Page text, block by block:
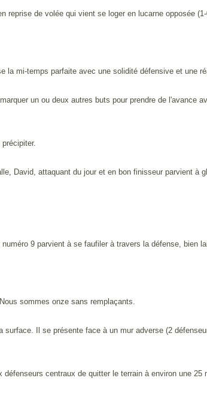
reprise de volée qui vient se loger en lucarne opposée (1-
mi-temps parfaite avec une solidité défensive et une
un ou deux autres buts pour prendre de l'avance
David, attaquant du jour et en bon finisseur parvient à
9 parvient à se faufiler à travers la défense, bien
sommes onze sans remplaçants.
Il se présente face à un mur adverse (2
centraux de quitter le terrain à environ une